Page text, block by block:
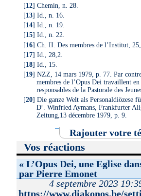
[12]Chemin, n. 28.
[13]Id., n. 16.
[14]Id., n. 19.
[15]Id., n. 22.
[16]Ch. II. Des membres de l’Institut,
[17]Id., 28,2.
[18]Id., 15.
[19]NZZ, 14 mars 1979, p. 77. Par
membres de l’Opus Dei travaillent en
responsables de la Pastorale des
[20]Die ganze Welt als Personaldiözese
Dr. Winfried Aymans, Frankfurter
Zeitung,13 décembre 1979, p. 9.
Rajouter votre
Vos réactions
« L’Opus Dei, une Eglise
par Pierre Emonet
4 septembre 2023
https://www.diakonos.be/